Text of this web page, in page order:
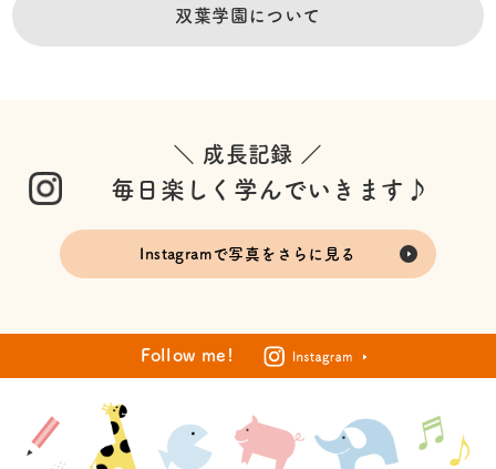
双葉学園について
＼ 成長記録 ／
毎日楽しく学んでいきます♪
Instagramで写真をさらに見る
Follow me!